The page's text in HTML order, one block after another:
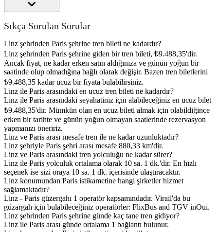
Sıkça Sorulan Sorular
Linz şehrinden Paris şehrine tren bileti ne kadardır?
Linz şehrinden Paris şehrine giden bir tren bileti, ₺9.488,35'dir.
Ancak fiyat, ne kadar erken satın aldığınıza ve günün yoğun bir
saatinde olup olmadığına bağlı olarak değişir. Bazen tren biletlerini
₺9.488,35 kadar ucuz bir fiyata bulabilirsiniz.
Linz ile Paris arasındaki en ucuz tren bileti ne kadardır?
Linz ile Paris arasındaki seyahatiniz için alabileceğiniz en ucuz bilet
₺9.488,35'dir. Mümkün olan en ucuz bileti almak için olabildiğince
erken bir tarihte ve günün yoğun olmayan saatlerinde rezervasyon
yapmanızı öneririz.
Linz ve Paris arası mesafe tren ile ne kadar uzunluktadır?
Linz şehriyle Paris şehri arası mesafe 880,33 km'dir.
Linz ve Paris arasındaki tren yolculuğu ne kadar sürer?
Linz ile Paris yolculuk ortalama olarak 10 sa. 1 dk.'dır. En hızlı
seçenek ise sizi oraya 10 sa. 1 dk. içerisinde ulaştıracaktır.
Linz konumundan Paris istikametine hangi şirketler hizmet
sağlamaktadır?
Linz - Paris güzergahı 1 operatör kapsamındadır. Virail'da bu
güzargah için bulabileceğiniz operatörler: FlixBus and TGV inOui.
Linz şehrinden Paris şehrine günde kaç tane tren gidiyor?
Linz ile Paris arası günde ortalama 1 bağlantı bulunur.